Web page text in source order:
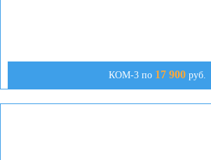
КОМ-3 по 17 900руб.